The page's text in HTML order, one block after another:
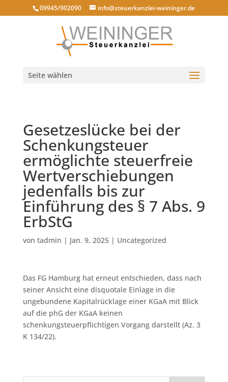
09945/902090 info@steuerkanzlei-weininger.de
Seite wählen
Gesetzeslücke bei der
Schenkungsteuer
ermöglichte steuerfreie
Wertverschiebungen
jedenfalls bis zur
Einführung des § 7 Abs. 9
ErbStG
von tadmin | Jan. 9, 2025| Uncategorized
Das FG Hamburg hat erneut entschieden, dass nach
seiner Ansicht eine disquotale Einlage in die
ungebundene Kapitalrücklage einer KGaA mit Blick
auf die phG der KGaA keinen
schenkungsteuerpflichtigen Vorgang darstellt (Az. 3
K 134/22).